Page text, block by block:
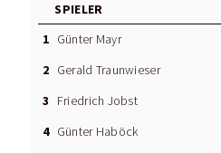
SPIELER
1 Günter Mayr
2 Gerald Traunwieser
3
Friedrich Jobst
4 Günter Haböck